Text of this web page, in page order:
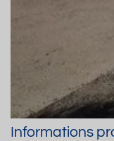
Informations